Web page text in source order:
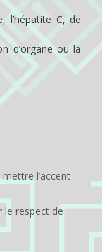
l’hépatite C, de
d’organe ou la
l’accent
le respect de